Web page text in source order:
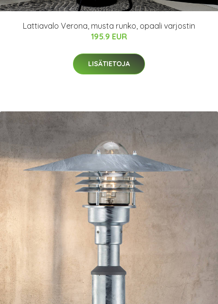
Lattiavalo Verona, musta runko, opaali varjostin
195.9 EUR
LISÄTIETOJA